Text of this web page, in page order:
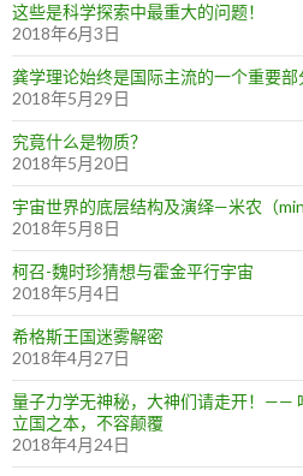
这些是科学探索中最重大的问题！
2018年6月3日
龚学理论始终是国际主流的一个重要部
2018年5月29日
究竟什么是物质？
2018年5月20日
宇宙世界的底层结构及演绎—米农（
2018年5月8日
柯召-魏时珍猜想与霍金平行宇宙
2018年5月4日
希格斯王国迷雾解密
2018年4月27日
量子力学无神秘，大神们请走开！——
立国之本，不容颠覆
2018年4月24日